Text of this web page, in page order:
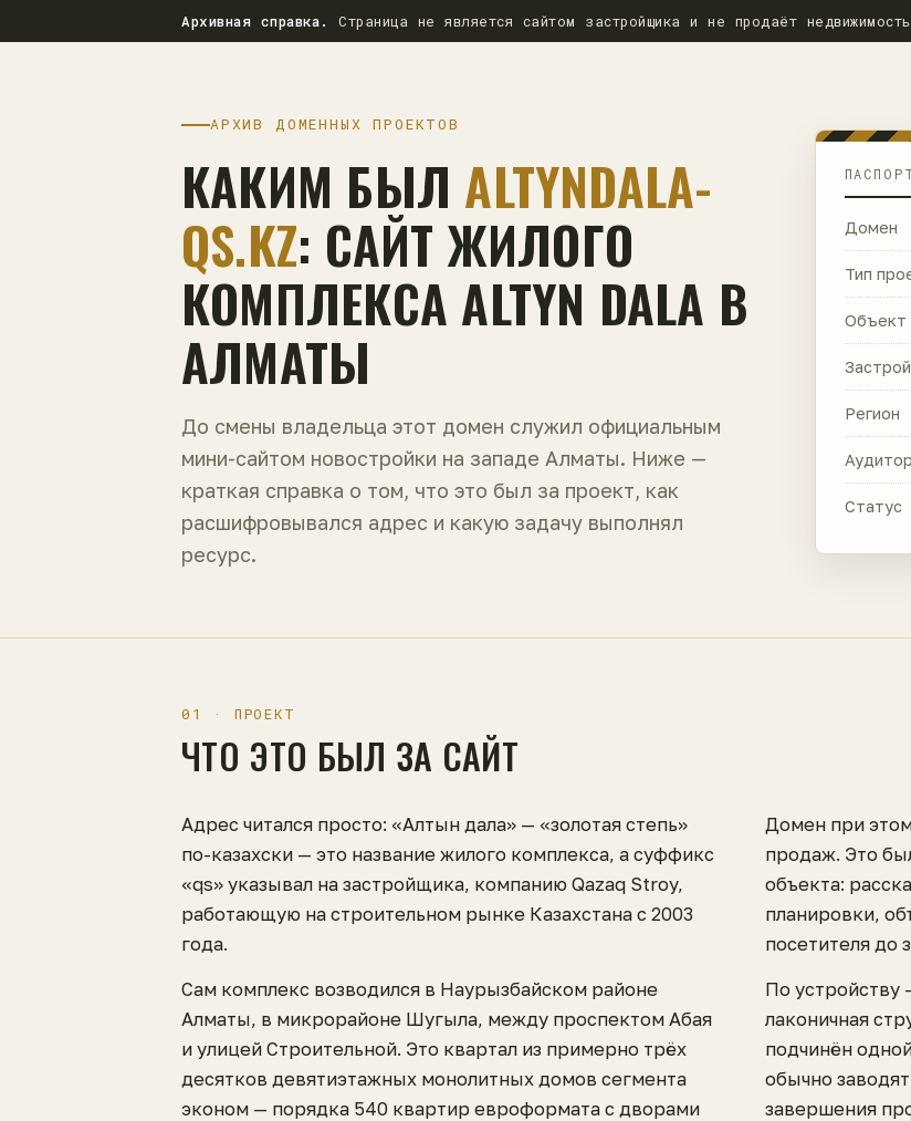
Архивная справка. Страница не является сайтом застройщика и не продаёт
АРХИВ ДОМЕННЫХ ПРОЕКТОВ
КАКИМ БЫЛ ALTYNDALA-
QS.KZ: САЙТ ЖИЛОГО
КОМПЛЕКСА ALTYN DALA В
АЛМАТЫ
До смены владельца этот домен служил официальным
мини-сайтом новостройки на западе Алматы. Ниже —
краткая справка о том, что это был за проект, как
расшифровывался адрес и какую задачу выполнял
ресурс.
Домен
Тип
Объект
Регион
Статус
01 · ПРОЕКТ
ЧТО ЭТО БЫЛ ЗА САЙТ
Адрес читался просто: «Алтын дала» — «золотая степь»
по-казахски — это название жилого комплекса, а суффикс
«qs» указывал на застройщика, компанию Qazaq Stroy,
работающую на строительном рынке Казахстана с 2003
года.
Сам комплекс возводился в Наурызбайском районе
Алматы, в микрорайоне Шугыла, между проспектом Абая
и улицей Строительной. Это квартал из примерно трёх
десятков девятиэтажных монолитных домов сегмента
эконом — порядка 540 квартир евроформата с дворами
Домен при
продаж. Это
объекта:
планировки,
посетителя до
По устройству
лаконичная
подчинён
обычно
завершения